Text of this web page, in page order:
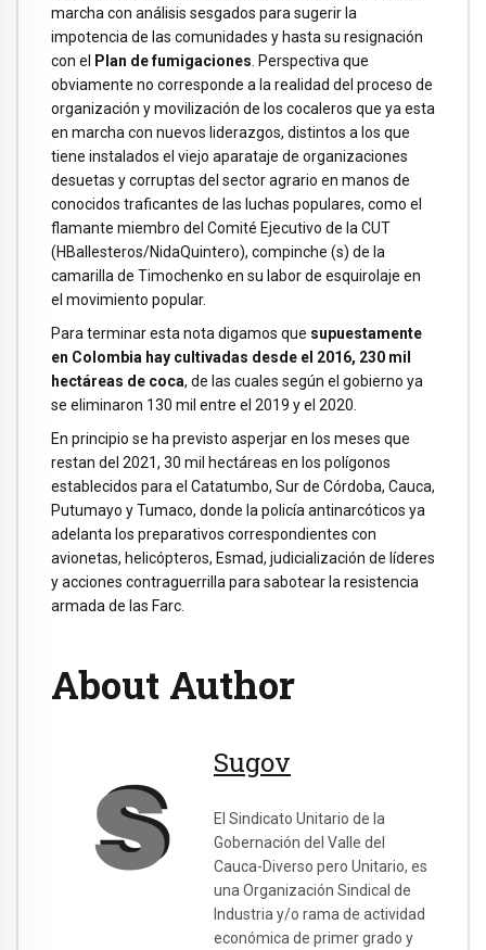
marcha con análisis sesgados para sugerir la
impotencia de las comunidades y hasta su resignación
con el
Plan de fumigaciones. Perspectiva que
obviamente no corresponde a la realidad del proceso de
organización y movilización de los cocaleros que ya esta
en marcha con nuevos liderazgos, distintos a los que
tiene instalados el viejo aparataje de organizaciones
desuetas y corruptas del sector agrario en manos de
conocidos traficantes de las luchas populares, como el
flamante miembro del Comité Ejecutivo de la CUT
(HBallesteros/NidaQuintero), compinche (s) de la
camarilla de Timochenko en su labor de esquirolaje en
el movimiento popular.
Para terminar esta nota digamos que supuestamente
en Colombia hay cultivadas desde el 2016, 230 mil
hectáreas de coca, de las cuales según el gobierno ya
se eliminaron 130 mil entre el 2019 y el 2020.
En principio se ha previsto asperjar en los meses que
restan del 2021, 30 mil hectáreas en los polígonos
establecidos para el Catatumbo, Sur de Córdoba, Cauca,
Putumayo y Tumaco, donde la policía antinarcóticos ya
adelanta los preparativos correspondientes con
avionetas, helicópteros, Esmad, judicialización de líderes
y acciones contraguerrilla para sabotear la resistencia
armada de las Farc.
About Author
Sugov
El Sindicato Unitario de la
Gobernación del Valle del
Cauca-Diverso pero Unitario, es
una Organización Sindical de
Industria y/o rama de actividad
económica de primer grado y